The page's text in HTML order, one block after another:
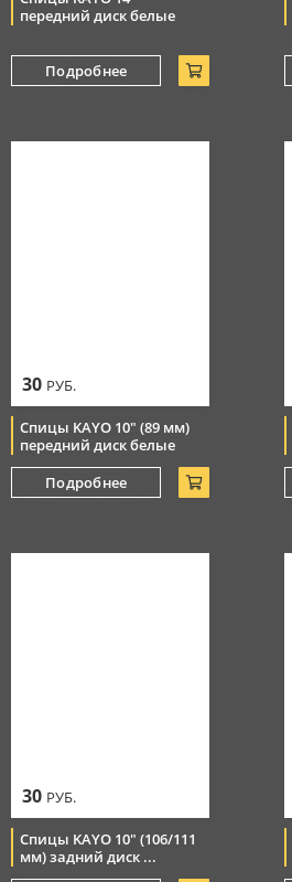
передний диск белые
Подробнее
30 РУБ.
Спицы KAYO 10" (89 мм)
передний диск белые
Подробнее
30 РУБ.
Спицы KAYO 10" (106/111
мм) задний диск ...